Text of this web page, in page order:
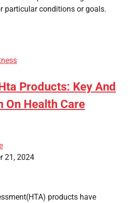
particular conditions or goals.
Products: Key And
On Health Care
21, 2024
products have